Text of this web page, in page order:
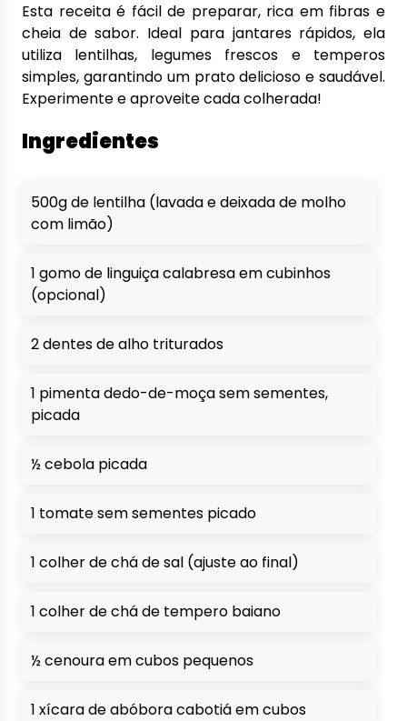
Esta receita é fácil de preparar, rica em fibras e
cheia de sabor. Ideal para jantares rápidos, ela
utiliza lentilhas, legumes frescos e temperos
simples, garantindo um prato delicioso e saudável.
Experimente e aproveite cada colherada!
Ingredientes
500g de lentilha (lavada e deixada de molho
com limão)
1 gomo de linguiça calabresa em cubinhos
(opcional)
2 dentes de alho triturados
1 pimenta dedo-de-moça sem sementes,
picada
½ cebola picada
1 tomate sem sementes picado
1 colher de chá de sal (ajuste ao final)
1 colher de chá de tempero baiano
½ cenoura em cubos pequenos
1 xícara de abóbora cabotiá em cubos